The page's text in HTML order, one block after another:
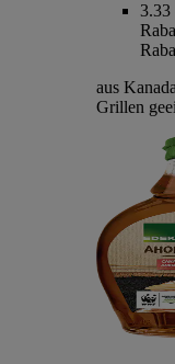
3.33
aus
Grillen